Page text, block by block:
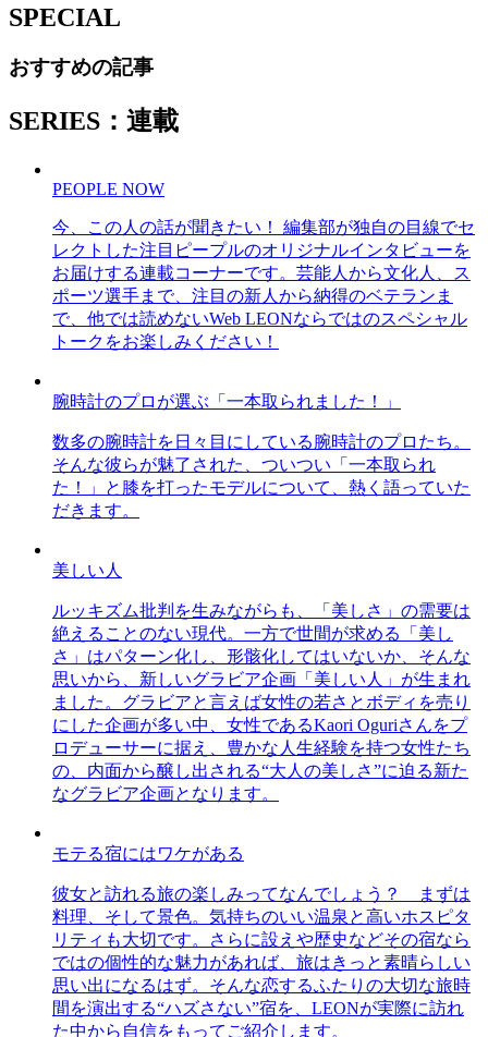
SPECIAL
おすすめの記事
SERIES：連載
PEOPLE NOW
今、この人の話が聞きたい！ 編集部が独自の目線でセ
レクトした注目ピープルのオリジナルインタビューを
お届けする連載コーナーです。芸能人から文化人、ス
ポーツ選手まで、注目の新人から納得のベテランま
で、他では読めないWeb LEONならではのスペシャル
トークをお楽しみください！
腕時計のプロが選ぶ「一本取られました！」
数多の腕時計を日々目にしている腕時計のプロたち。
そんな彼らが魅了された、ついつい「一本取られ
た！」と膝を打ったモデルについて、熱く語っていた
だきます。
美しい人
ルッキズム批判を生みながらも、「美しさ」の需要は
絶えることのない現代。一方で世間が求める「美し
さ」はパターン化し、形骸化してはいないか、そんな
思いから、新しいグラビア企画「美しい人」が生まれ
ました。グラビアと言えば女性の若さとボディを売り
にした企画が多い中、女性であるKaori Oguriさんをプ
ロデューサーに据え、豊かな人生経験を持つ女性たち
の、内面から醸し出される“大人の美しさ”に迫る新た
なグラビア企画となります。
モテる宿にはワケがある
彼女と訪れる旅の楽しみってなんでしょう？ まずは
料理、そして景色。気持ちのいい温泉と高いホスピタ
リティも大切です。さらに設えや歴史などその宿なら
ではの個性的な魅力があれば、旅はきっと素晴らしい
思い出になるはず。そんな恋するふたりの大切な旅時
間を演出する“ハズさない”宿を、LEONが実際に訪れ
た中から自信をもってご紹介します。